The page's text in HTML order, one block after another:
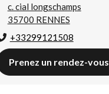
c. cial longschamps
35700 RENNES
+33299121508
Prenez un rendez-vous